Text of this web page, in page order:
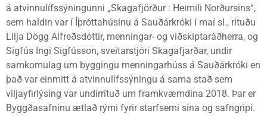
á atvinnulífssýningunni „Skagafjörður : Heimili Norðursins“,
sem haldin var í Íþróttahúsinu á Sauðárkróki í maí sl., rituðu
Lilja Dögg Alfreðsdóttir, menningar- og viðskiptaráðherra, og
Sigfús Ingi Sigfússon, sveitarstjóri Skagafjarðar, undir
samkomulag um byggingu menningarhúss á Sauðárkróki en
það var einmitt á atvinnulífssýningu á sama stað sem
viljayfirlýsing var undirrituð um framkvæmdina 2018. Þar er
Byggðasafninu ætlað rými fyrir starfsemi sína og safngripi.